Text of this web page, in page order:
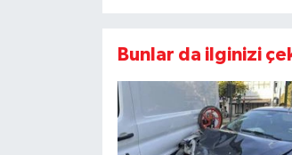
Bunlar da ilginizi